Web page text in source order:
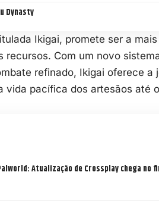
Dynasty
Ikigai, promete ser a
recursos. Com um novo
refinado, Ikigai oferece
vida pacífica dos artesãos até
Atualização de Crossplay chega no